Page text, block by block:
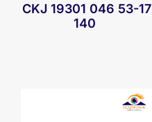
CKJ 19301 046 53-17
140